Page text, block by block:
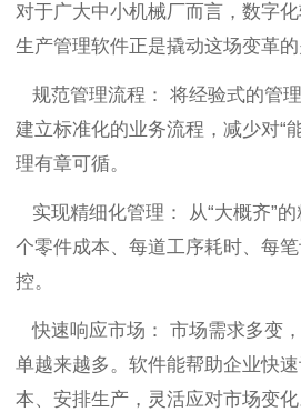
对于广大中小机械厂而言，数字化
生产管理软件正是撬动这场变革的
规范管理流程： 将经验式的管
建立标准化的业务流程，减少对“
理有章可循。
实现精细化管理： 从“大概齐”
个零件成本、每道工序耗时、每
控。
快速响应市场： 市场需求多变
单越来越多。软件能帮助企业快
本、安排生产，灵活应对市场变化